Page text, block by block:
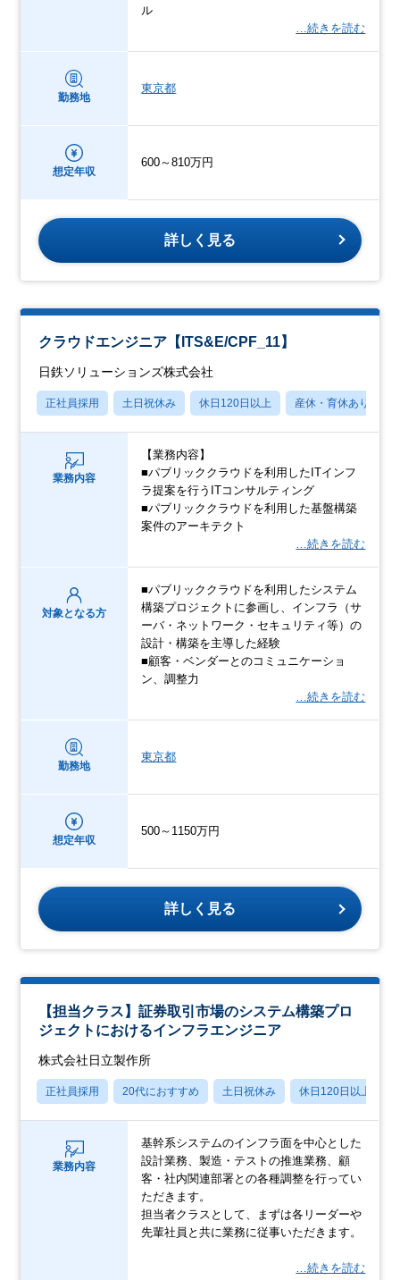
ル
…続きを読む
勤務地
東京都
想定年収
600～810万円
詳しく見る
クラウドエンジニア【ITS&E/CPF_11】
日鉄ソリューションズ株式会社
正社員採用 土日祝休み 休日120日以上 産休・育休あり
業務内容
【業務内容】
■パブリッククラウドを利用したITインフ
ラ提案を行うITコンサルティング
■パブリッククラウドを利用した基盤構築
案件のアーキテクト
…続きを読む
対象となる方
■パブリッククラウドを利用したシステム
構築プロジェクトに参画し、インフラ（サ
ーバ・ネットワーク・セキュリティ等）の
設計・構築を主導した経験
■顧客・ベンダーとのコミュニケーショ
ン、調整力
…続きを読む
勤務地
東京都
想定年収
500～1150万円
詳しく見る
【担当クラス】証券取引市場のシステム構築プロ
ジェクトにおけるインフラエンジニア
株式会社日立製作所
正社員採用 20代におすすめ 土日祝休み 休日120日以上
業務内容
基幹系システムのインフラ面を中心とした
設計業務、製造・テストの推進業務、顧
客・社内関連部署との各種調整を行ってい
ただきます。
担当者クラスとして、まずは各リーダーや
先輩社員と共に業務に従事いただきます。
…続きを読む